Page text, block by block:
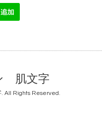
肌文字
. All Rights Reserved.